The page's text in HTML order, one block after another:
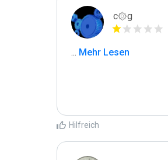
c۞g
... Mehr Lesen
Hilfreich